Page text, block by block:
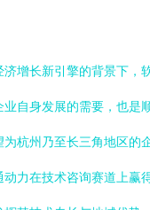
济增长新引擎的背景下，
自身发展的需要，也是
杭州乃至长三角地区的
力在技术咨询赛道上赢